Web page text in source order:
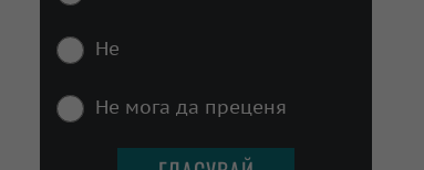
Не
Не мога да преценя